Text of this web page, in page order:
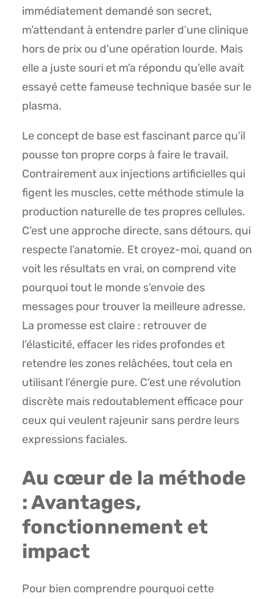
immédiatement demandé son secret,
m’attendant à entendre parler d’une clinique
hors de prix ou d’une opération lourde. Mais
elle a juste souri et m’a répondu qu’elle avait
essayé cette fameuse technique basée sur le
plasma.
Le concept de base est fascinant parce qu’il
pousse ton propre corps à faire le travail.
Contrairement aux injections artificielles qui
figent les muscles, cette méthode stimule la
production naturelle de tes propres cellules.
C’est une approche directe, sans détours, qui
respecte l’anatomie. Et croyez-moi, quand on
voit les résultats en vrai, on comprend vite
pourquoi tout le monde s’envoie des
messages pour trouver la meilleure adresse.
La promesse est claire : retrouver de
l’élasticité, effacer les rides profondes et
retendre les zones relâchées, tout cela en
utilisant l’énergie pure. C’est une révolution
discrète mais redoutablement efficace pour
ceux qui veulent rajeunir sans perdre leurs
expressions faciales.
Au cœur de la méthode
: Avantages,
fonctionnement et
impact
Pour bien comprendre pourquoi cette